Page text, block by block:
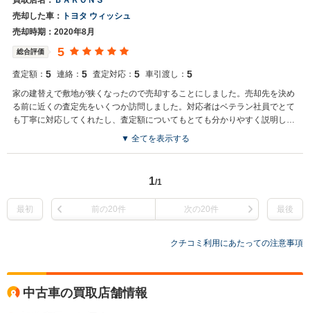
売却した車：
トヨタ ウィッシュ
売却時期：2020年8月
総合評価 5
査定額： 5 連絡： 5 査定対応： 5 車引渡し： 5
家の建替えで敷地が狭くなったので売却することにしました。売却先を決め
る前に近くの査定先をいくつか訪問しました。対応者はベテラン社員でとて
も丁寧に対応してくれたし、査定額についてもとても分かりやすく説明して
▼ 全てを表示する
1/1
最初 前の20件 次の20件 最後
クチコミ利用にあたっての注意事項
中古車の買取店舗情報